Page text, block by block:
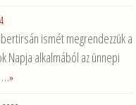
ismét megrendezzük a
Napja alkalmából az ünnepi
…»